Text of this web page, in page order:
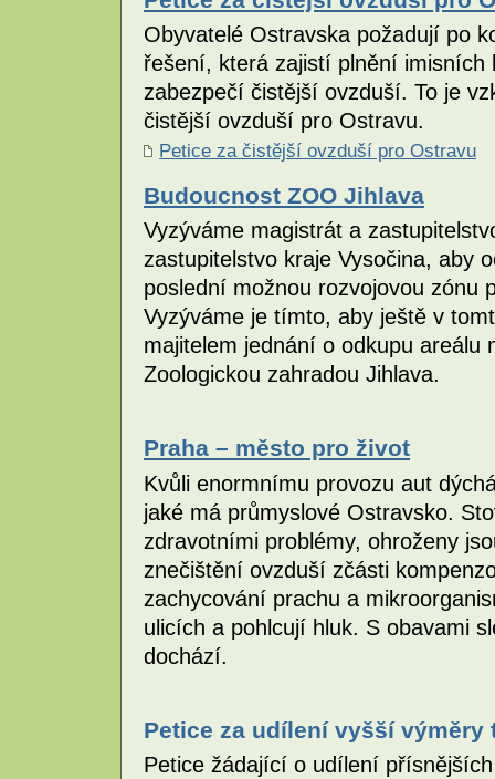
Obyvatelé Ostravska požadují po
řešení, která zajistí plnění
zabezpečí čistější ovzduší. To je
čistější ovzduší pro Ostravu.
Petice za čistější ovzduší pro Ostravu
Budoucnost ZOO Jihlava
Vyzýváme magistrát a
zastupitelstvo kraje Vysočina, aby
poslední možnou rozvojovou zónu
Vyzýváme je tímto, aby ještě v
majitelem jednání o odkupu areálu
Zoologickou zahradou Jihlava.
Praha – město pro život
Kvůli enormnímu provozu aut
jaké má průmyslové Ostravsko.
zdravotními problémy, ohroženy
znečištění ovzduší zčásti
zachycování prachu a
ulicích a pohlcují hluk. S obavami
dochází.
Petice za udílení vyšší
Petice žádající o udílení